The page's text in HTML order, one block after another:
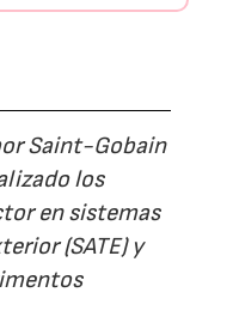
Saint-Gobain
los
en sistemas
(SATE) y